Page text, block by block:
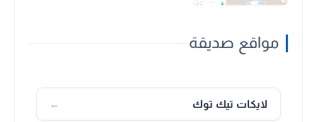
مواقع صديقة
لايكات تيك توك ←